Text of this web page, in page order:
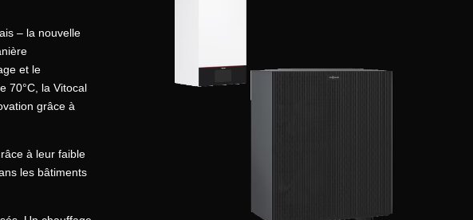
– la nouvelle
et le
70°C, la Vitocal
grâce à
à leur faible
les bâtiments